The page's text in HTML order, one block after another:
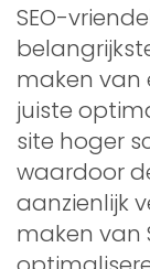
SEO-
maken van
juiste
site hoger
waardoor
aanzienlijk
maken van